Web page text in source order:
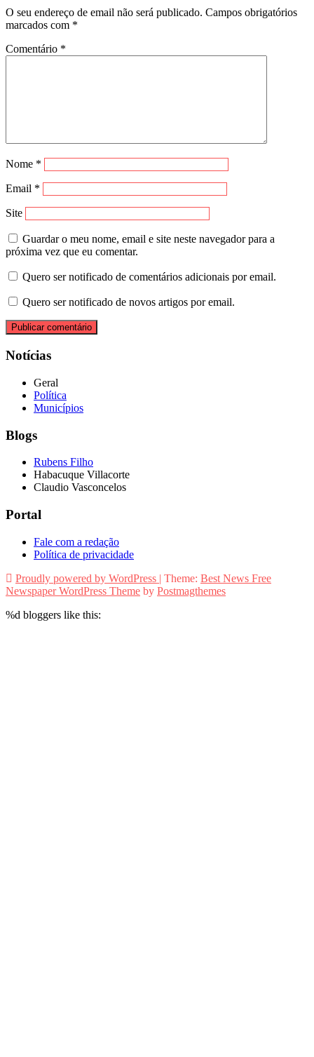
O seu endereço de email não será publicado. Campos obrigatórios
marcados com *
Comentário *
Nome *
Email *
Site
Guardar o meu nome, email e site neste navegador para a
próxima vez que eu comentar.
Quero ser notificado de comentários adicionais por email.
Quero ser notificado de novos artigos por email.
Notícias
Geral
Política
Municípios
Blogs
Rubens Filho
Habacuque Villacorte
Claudio Vasconcelos
Portal
Fale com a redação
Política de privacidade
Proudly powered by WordPress | Theme: Best News Free
Newspaper WordPress Theme by Postmagthemes
%d bloggers like this: